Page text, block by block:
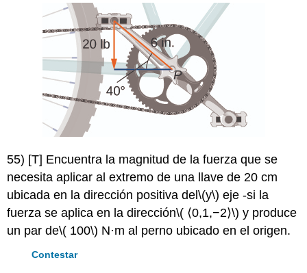
55) [T] Encuentra la magnitud de la fuerza que se
necesita aplicar al extremo de una llave de 20 cm
ubicada en la dirección positiva del\(y\) eje -si la
fuerza se aplica en la dirección\( ⟨0,1,−2⟩\) y produce
un par de\( 100\) N·m al perno ubicado en el origen.
Contestar